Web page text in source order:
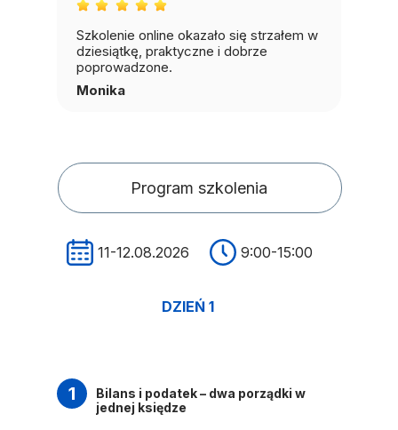
Monika
Szkolenie online okazało się strzałem w
dziesiątkę, praktyczne i dobrze
poprowadzone.
Program szkolenia
11-12.08.2026 9:00-15:00
DZIEŃ 1
1
Bilans i podatek – dwa porządki w
jednej księdze